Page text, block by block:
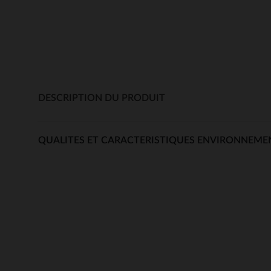
DESCRIPTION DU PRODUIT
QUALITES ET CARACTERISTIQUES